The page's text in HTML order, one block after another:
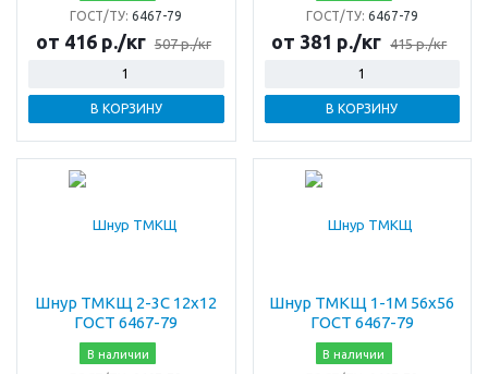
ГОСТ/ТУ:6467-79
от 416 р./кг 507 р./кг
В КОРЗИНУ
ГОСТ/ТУ: 6467-79
от 381 р./кг 415 р./кг
В КОРЗИНУ
Шнур ТМКЩ 2-3С 12х12
ГОСТ 6467-79
В наличии
Шнур ТМКЩ 1-1М 56х56
ГОСТ 6467-79
В наличии